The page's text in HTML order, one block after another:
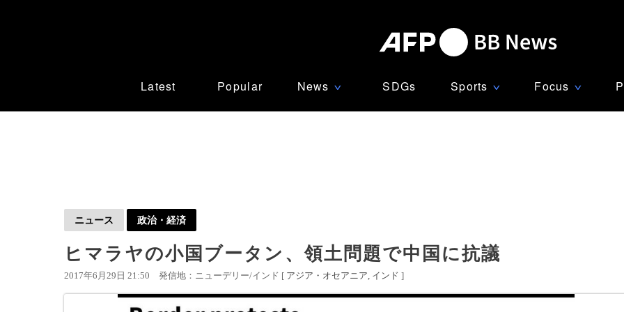
Latest Popular News ∨ SDGs Sports ∨ Focus ∨
ニュース 政治・経済
ヒマラヤの小国ブータン、領土問題で中国に抗議
2017年6月29日 21:50 発信地：ニューデリー/インド [ アジア・オセアニア インド ]